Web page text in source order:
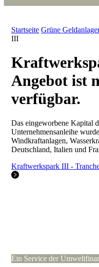
Startseite Grüne
III
Angebot ist
verfügbar.
Das eingeworbene Kapital
Unternehmensanleihe
Windkraftanlagen,
Deutschland, Italien und
Kraftwerkspark III -
Ein Service der